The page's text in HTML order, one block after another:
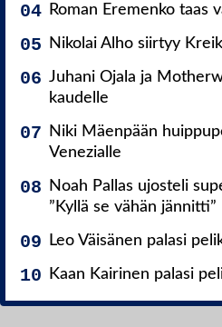
Roman Eremenko taas
Nikolai Alho siirtyy
Juhani Ojala ja
kaudelle
Niki Mäenpään
Venezialle
Noah Pallas ujosteli
”Kyllä se vähän jännitti”
Leo Väisänen palasi
Kaan Kairinen palasi